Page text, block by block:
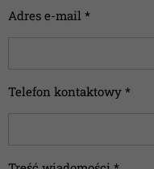
Adres e-mail *
Telefon kontaktowy *